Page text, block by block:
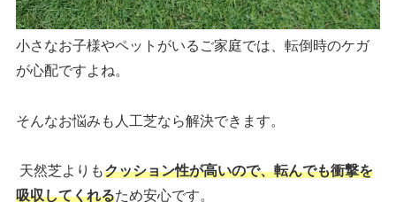
小さなお子様やペットがいるご家庭では、転倒時のケガ
が心配ですよね。
そんなお悩みも人工芝なら解決できます。
天然芝よりもクッション性が高いので、転んでも衝撃を
吸収してくれるため安心です。